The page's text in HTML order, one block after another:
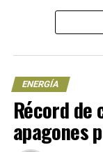
De acuerdo con
Reforma, en el
recipientes son
instalaciones de
autoridades no
uno de ellos.
La FGR no
ENERGÍA
Récord de
apagones